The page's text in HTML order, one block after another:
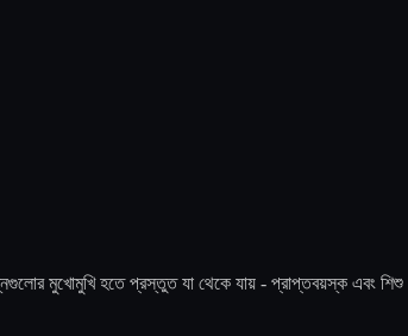
মুখোমুখি হতে প্রস্তুত যা থেকে যায় - প্রাপ্তবয়স্ক এবং